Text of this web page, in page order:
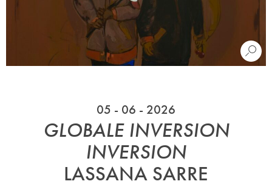
05 - 06 - 2026
GLOBALE INVERSION
INVERSION
LASSANA SARRE